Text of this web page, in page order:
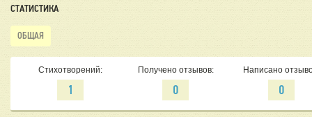
СТАТИСТИКА
ОБЩАЯ
Стихотворений:
1
Получено отзывов:
0
Написано
0